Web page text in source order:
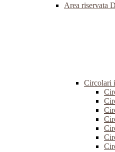
Area riservata
Circolari